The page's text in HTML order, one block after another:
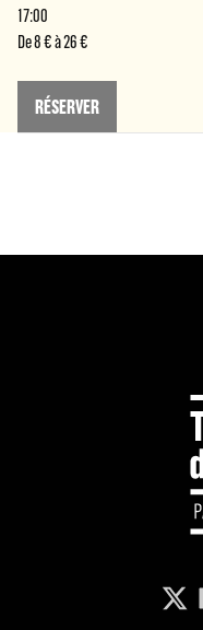
17:00
De 8 € à 26 €
RÉSERVER